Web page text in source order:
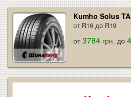
Kumho Solus
от R16 до R19
от3784 грн. до